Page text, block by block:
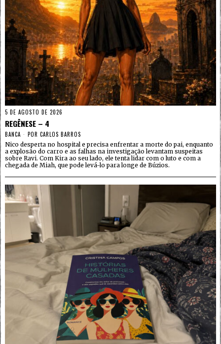
5 DE AGOSTO DE 2026
REGÊNESE – 4
BANCA POR CARLOS BARROS
Nico desperta no hospital e precisa enfrentar a morte do pai, enquanto
a explosão do carro e as falhas na investigação levantam suspeitas
sobre Ravi. Com Kira ao seu lado, ele tenta lidar com o luto e com a
chegada de Miah, que pode levá-lo para longe de Búzios.